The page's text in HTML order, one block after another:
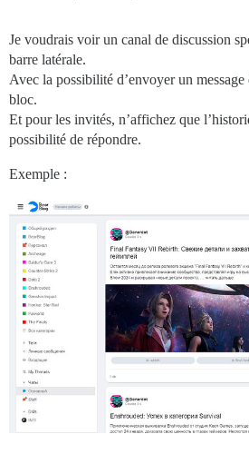
Je voudrais voir un canal de discussion
barre latérale.
Avec la possibilité d’envoyer un
bloc.
Et pour les invités, n’affichez que
possibilité de répondre.
Exemple :